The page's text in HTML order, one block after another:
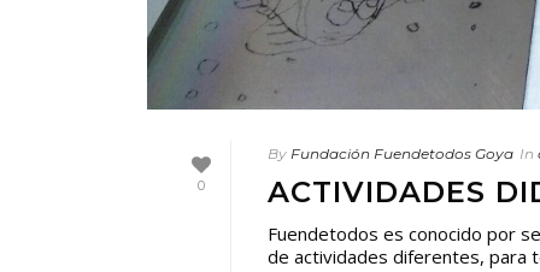
0
By Fundación Fuendetodos Goya In
ACTIVIDADES
Fuendetodos es conocido por
de actividades diferentes, para